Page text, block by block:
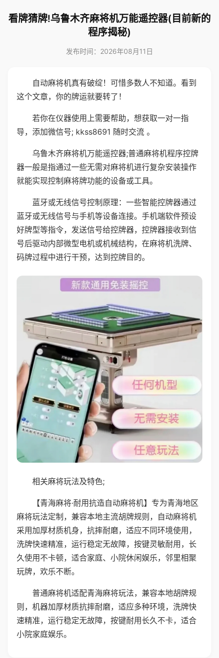
看牌猜牌!乌鲁木齐麻将机万能遥控器(目前新的
程序揭秘)
发布时间：2026年08月11日
自动麻将机真有破绽！可惜多数人不知道。看到
这个文章，你的牌运就要转了！
若你在仪器使用上需要帮助，想获取一对一指
导，添加微信号; kkss8691 随时交流 。
乌鲁木齐麻将机万能遥控器;普通麻将机程序控牌
器一般是指通过一些无需对麻将机进行复杂安装操作
就能实现控制麻将牌功能的设备或工具。
蓝牙或无线信号控制原理：一些智能控牌器通过
蓝牙或无线信号与手机等设备连接。手机端软件预设
好牌型等指令，发送信号给控牌器，控牌器接收到信
号后驱动内部微型电机或机械结构，在麻将机洗牌、
码牌过程中进行干预，达到控牌目的。
相关麻将玩法及特色;
【青海麻将·耐用抗造自动麻将机】专为青海地区
麻将玩法定制，兼容本地主流胡牌规则，自动麻将机
采用加厚材质机身，抗摔耐磨，适应不同环境使用，
洗牌快速精准，运行稳定无故障，按键灵敏耐用，长
久使用不卡顿，适合家庭、小院休闲娱乐，邻里相聚
玩牌，欢乐不断。
普通麻将机适配青海麻将玩法，兼容本地胡牌规
则，机器加厚材质抗摔耐磨，适应多种环境，洗牌快
速精准，运行稳定无故障，按键耐用长久不卡，适合
小院家庭娱乐。